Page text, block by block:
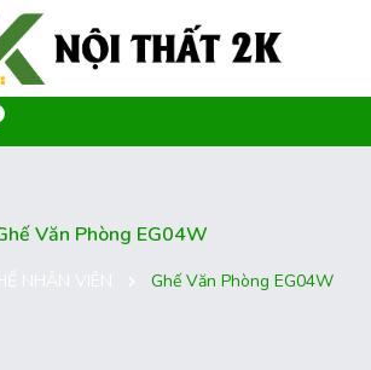
Văn Phòng EG04W
Ghế Văn Phòng EG04W